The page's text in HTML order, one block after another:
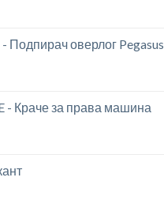
Подпирач оверлог Pegasus
- Краче за права машина